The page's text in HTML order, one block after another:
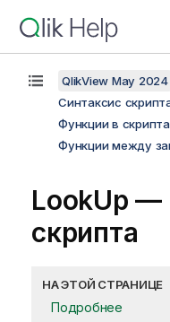
QlikView May 2024
Синтаксис
Функции в
Функции между
LookUp —
скрипта
НА ЭТОЙ СТРАНИЦЕ
Подробнее